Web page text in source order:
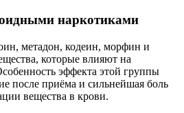
наркотиками
метадон, кодеин, морфин и
которые влияют на
эффекта этой группы
после приёма и сильнейшая боль
вещества в крови.